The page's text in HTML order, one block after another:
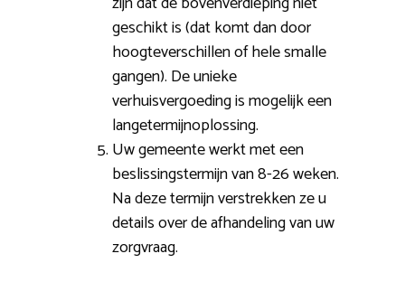
geschikt is (dat komt dan door
hoogteverschillen of hele smalle
gangen). De unieke
verhuisvergoeding is mogelijk een
langetermijnoplossing.
Uw gemeente werkt met een
beslissingstermijn van 8-26 weken.
Na deze termijn verstrekken ze u
details over de afhandeling van uw
zorgvraag.